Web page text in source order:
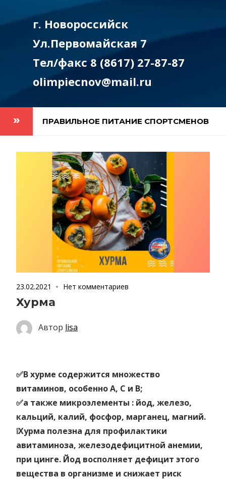
г. Новороссийск
Ул.Первомайская 7
Тел/факс 8 (8617) 27-87-87
olimpiecnov@mail.ru
ПРАВИЛЬНОЕ ПИТАНИЕ СПОРТСМЕНОВ
23.02.2021 Нет комментариев
Хурма
Автор lisa
✅В хурме содержится множество
витаминов, особенно А, С и В;
✅а также микроэлементы : йод, железо,
кальций, калий, фосфор, марганец, магний.
❕Хурма полезна для профилактики
авитаминоза, железодефицитной анемии,
при цинге. Йод восполняет дефицит этого
вещества в организме и снижает риск